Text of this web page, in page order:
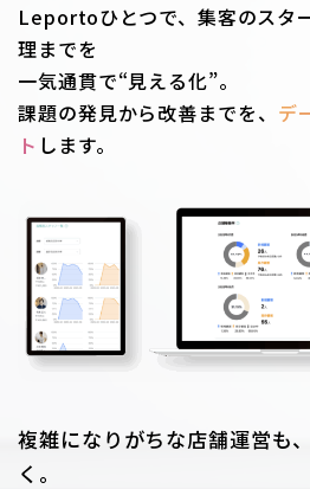
Leportoひとつで、集客のスタ
理までを
一気通貫で“見える化”。
課題の発見から改善までを、 デ
ト します。
複雑になりがちな店舗運営も
く。